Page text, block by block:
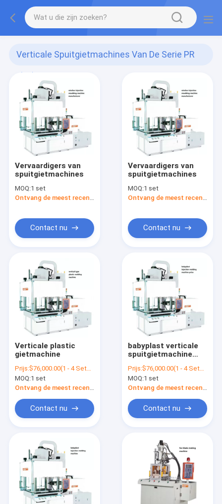
Verticale Spuitgietmachines Van De Serie PR
Vervaardigers van
spuitgietmachines
MOQ:1 set
Ontvang de meest recente Prijs
Contact nu
Vervaardigers van
spuitgietmachines
MOQ:1 set
Ontvang de meest recente Prijs
Contact nu
Verticale plastic
gietmachine
Prijs:$76,000.00(1 - 4 Sets) $71,000.00(5 - 9 Sets) $66,000.00(>=10 Sets)
MOQ:1 set
Contact nu
babyplast verticale
spuitgietmachine
Prijs:$76,000.00(1 - 4 Sets) $71,000.00(5 - 9 Sets) $66,000.00(>=10 Sets)
MOQ:1 set
Contact nu